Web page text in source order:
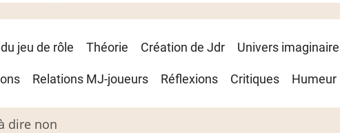
jeu de rôle Théorie Création de Jdr Univers
Relations MJ-joueurs Réflexions Critiques Humeur
dire non